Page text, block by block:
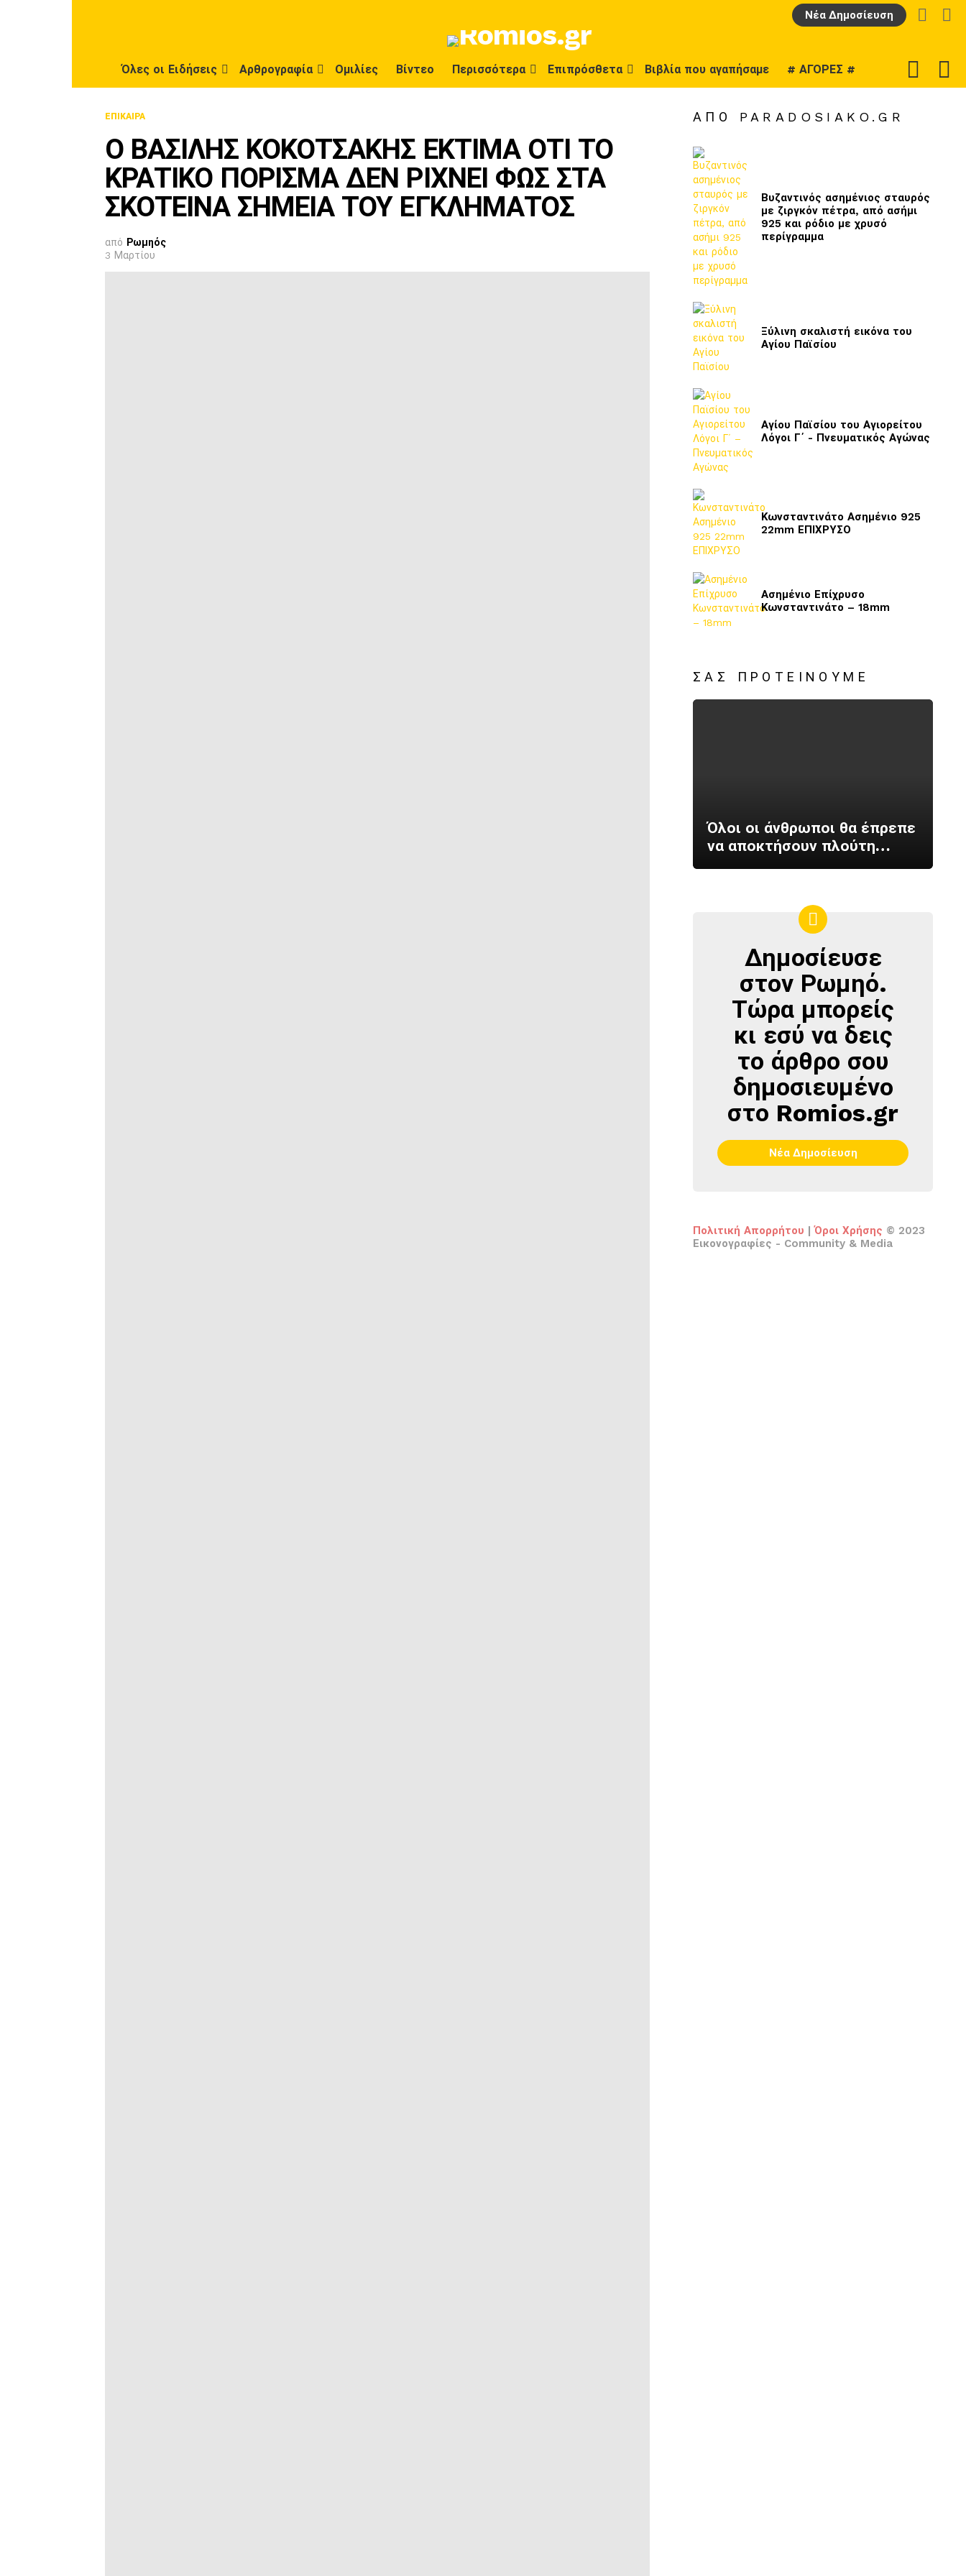
Νέα Δημοσίευση
LOGIN
Όλες οι Ειδήσεις Αρθρογραφία Ομιλίες Βίντεο Περισσότερα Επιπρόσθετα Βιβλία που αγαπήσαμε # ΑΓΟΡΕΣ #
SKIN
ΕΠΊΚΑΙΡΑ
Ο ΒΑΣΙΛΗΣ ΚΟΚΟΤΣΑΚΗΣ ΕΚΤΙΜΑ ΟΤΙ ΤΟ
ΚΡΑΤΙΚΟ ΠΟΡΙΣΜΑ ΔΕΝ ΡΙΧΝΕΙ ΦΩΣ ΣΤΑ
ΣΚΟΤΕΙΝΑ ΣΗΜΕΙΑ ΤΟΥ ΕΓΚΛΗΜΑΤΟΣ
από Ρωμηός
3 Μαρτίου
ΑΠΌ PARADOSIAKO.GR
Βυζαντινός ασημένιος σταυρός
με ζιργκόν πέτρα, από ασήμι
925 και ρόδιο με χρυσό
περίγραμμα
Ξύλινη σκαλιστή εικόνα του
Αγίου Παϊσίου
Αγίου Παϊσίου του Αγιορείτου
Λόγοι Γ΄ - Πνευματικός Αγώνας
Κωνσταντινάτο Ασημένιο 925
22mm ΕΠΙΧΡΥΣΟ
Ασημένιο Επίχρυσο
Κωνσταντινάτο – 18mm
ΣΑΣ ΠΡΟΤΕΊΝΟΥΜΕ
Όλοι οι άνθρωποι θα έπρεπε
να αποκτήσουν πλούτη…
ΔΗΜΟΣΊΕΥΣΕ
ΣΤΟΝ
ΡΩΜΗΌ
Δημοσίευσε
στον Ρωμηό.
Τώρα μπορείς
κι εσύ να δεις
το άρθρο σου
δημοσιευμένο
στο Romios.gr
Νέα Δημοσίευση
Πολιτική Απορρήτου | Όροι Χρήσης © 2023
Εικονογραφίες - Community & Media